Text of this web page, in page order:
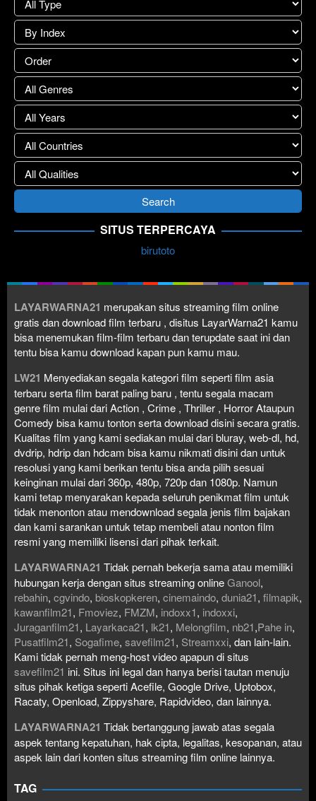
SITUS TERPERCAYA
birutoto
LAYARWARNA21 merupakan situs streaming film online
gratis dan download film terbaru , disitus LayarWarna21 kamu
bisa menemukan film-film terbaru dan terupdate saat ini dan
tentu bisa kamu download kapan pun kamu mau.
LW21 Menyediakan segala kategori film seperti film asia
terbaru serta film barat paling baru , tentu segala macam
genre film mulai dari Action , Crime , Thriller , Horror Ataupun
Comedy bisa kamu tonton serta download disini secara gratis.
Kualitas film yang kami sediakan mulai dari bluray, web-dl, hd,
dvdrip, hdrip dan hdcam bisa kamu nikmati disini dan untuk
resolusi yang kami berikan tentu bisa anda pilih sesuai
keinginan mulai dari 360p, 480p, 720p dan 1080p. Namun
kami tetap menyarakan kepada seluruh penikmat film untuk
tidak menonton atau mendownload segala jenis film bajakan
dan kami sarankan untuk tetap membeli atau nonton film
resmi yang memiliki lisensi dari pihak terkait.
LAYARWARNA21 Tidak pernah bekerja sama atau memiliki
hubungan kerja dengan situs streaming onlineGanool,
rebahin, cgvindo, bioskopkeren, cinemaindo, dunia21, filmapik,
kawanfilm21, Fmoviez, FMZM, indoxx1, indoxxi,
Juraganfilm21, Layarkaca21, lk21, Melongfilm, nb21,Pahe in,
Pusatfilm21, Sogafime, savefilm21, Streamxxi, dan lain-lain.
Kami tidak pernah meng-host video apapun di situs
savefilm21 ini. Situs ini legal dan hanya berisi tautan menuju
situs pihak ketiga seperti Acefile, Google Drive, Uptobox,
Racaty, Openload, Zippyshare, Rapidvideo, dan lainnya.
LAYARWARNA21 Tidak bertanggung jawab atas segala
aspek tentang kepatuhan, hak cipta, legalitas, kesopanan, atau
aspek lain dari konten situs streaming film online lainnya.
TAG